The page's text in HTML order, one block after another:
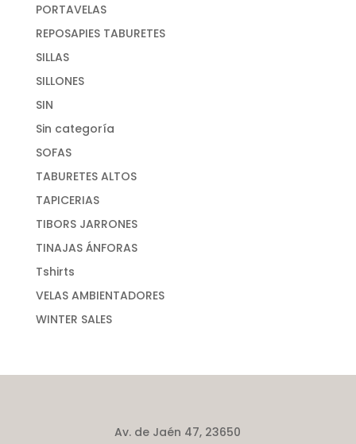
PORTAVELAS
REPOSAPIES TABURETES
SILLAS
SILLONES
SIN
Sin categoría
SOFAS
TABURETES ALTOS
TAPICERIAS
TIBORS JARRONES
TINAJAS ÁNFORAS
Tshirts
VELAS AMBIENTADORES
WINTER SALES
Av. de Jaén 47, 23650